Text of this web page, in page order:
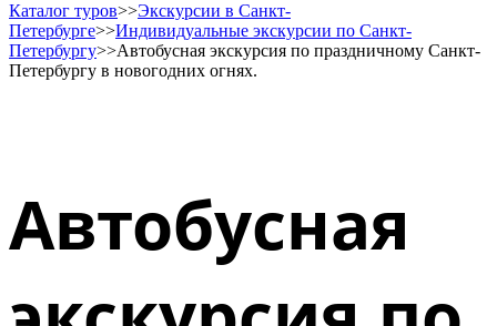
Каталог туров>>Экскурсии в Санкт-
Петербурге>>Индивидуальные экскурсии по Санкт-
Петербургу>>Автобусная экскурсия по праздничному Санкт-
Петербургу в новогодних огнях.
Автобусная